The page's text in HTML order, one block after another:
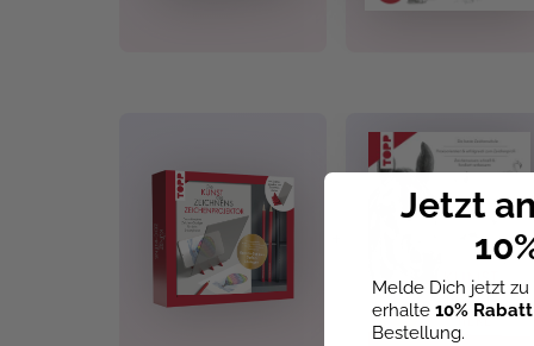
Jetzt
Melde Dich jetzt
erhalte 10% Rabatt
Bestellung.